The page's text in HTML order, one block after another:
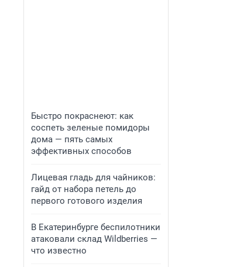
Быстро покраснеют: как
соспеть зеленые помидоры
дома — пять самых
эффективных способов
Лицевая гладь для чайников:
гайд от набора петель до
первого готового изделия
В Екатеринбурге беспилотники
атаковали склад Wildberries —
что известно